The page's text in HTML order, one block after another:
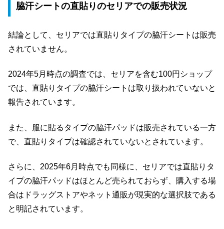
脇汗シートの直貼りのセリアでの販売状況
結論として、セリアでは直貼りタイプの脇汗シートは販売
されていません。
2024年5月時点の調査では、セリアを含む100円ショップ
では、直貼りタイプの脇汗シートは取り扱われていないと
報告されています。
また、服に貼るタイプの脇汗パッドは販売されている一方
で、直貼りタイプは確認されていないとされています。
さらに、2025年6月時点でも同様に、セリアでは直貼りタ
イプの脇汗パッドはほとんど売られておらず、購入する場
合はドラッグストアやネット通販が現実的な選択肢である
と明記されています。